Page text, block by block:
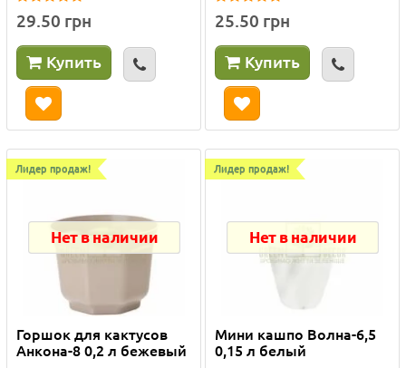
29.50 грн
Купить
25.50 грн
Купить
Лидер продаж!
Нет в наличии
Горшок для кактусов
Анкона-8 0,2 л бежевый
Лидер продаж!
Нет в наличии
Мини кашпо Волна-6,5
0,15 л белый